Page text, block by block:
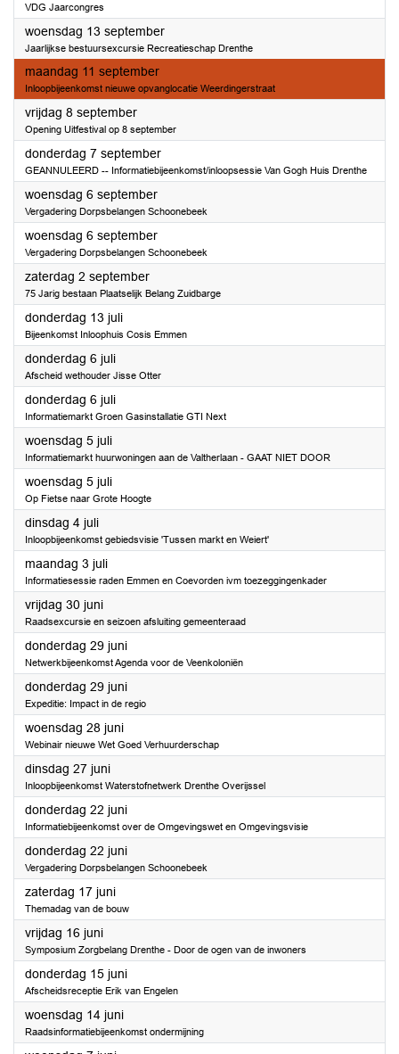
VDG Jaarcongres
woensdag 13 september2023
Jaarlijkse bestuursexcursie Recreatieschap Drenthe
maandag 11 september2023
Inloopbijeenkomst nieuwe opvanglocatie Weerdingerstraat
vrijdag 8 september2023
Opening Uitfestival op 8 september
donderdag 7 september2023
GEANNULEERD -- Informatiebijeenkomst/inloopsessie Van Gogh Huis Drenthe
woensdag 6 september2023
Vergadering Dorpsbelangen Schoonebeek
woensdag 6 september2023
Vergadering Dorpsbelangen Schoonebeek
zaterdag 2 september2023
75 Jarig bestaan Plaatselijk Belang Zuidbarge
donderdag 13 juli2023
Bijeenkomst Inloophuis Cosis Emmen
donderdag 6 juli2023
Afscheid wethouder Jisse Otter
donderdag 6 juli2023
Informatiemarkt Groen Gasinstallatie GTI Next
woensdag 5 juli2023
Informatiemarkt huurwoningen aan de Valtherlaan - GAAT NIET DOOR
woensdag 5 juli2023
Op Fietse naar Grote Hoogte
dinsdag 4 juli2023
Inloopbijeenkomst gebiedsvisie 'Tussen markt en Weiert'
maandag 3 juli2023
Informatiesessie raden Emmen en Coevorden ivm toezeggingenkader
vrijdag 30 juni2023
Raadsexcursie en seizoen afsluiting gemeenteraad
donderdag 29 juni2023
Netwerkbijeenkomst Agenda voor de Veenkoloniën
donderdag 29 juni2023
Expeditie: Impact in de regio
woensdag 28 juni2023
Webinair nieuwe Wet Goed Verhuurderschap
dinsdag 27 juni2023
Inloopbijeenkomst Waterstofnetwerk Drenthe Overijssel
donderdag 22 juni2023
Informatiebijeenkomst over de Omgevingswet en Omgevingsvisie
donderdag 22 juni2023
Vergadering Dorpsbelangen Schoonebeek
zaterdag 17 juni2023
Themadag van de bouw
vrijdag 16 juni2023
Symposium Zorgbelang Drenthe - Door de ogen van de inwoners
donderdag 15 juni2023
Afscheidsreceptie Erik van Engelen
woensdag 14 juni2023
Raadsinformatiebijeenkomst ondermijning